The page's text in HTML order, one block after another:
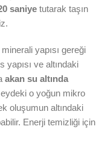
saniye tutarak taşın
yapısı gereği
yapısı ve altındaki
akan su altında
o yoğun mikro
oluşumun altındaki
Enerji temizliği için